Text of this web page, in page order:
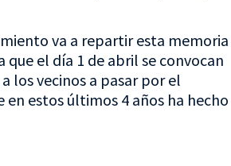
va a repartir esta memoria
el día 1 de abril se convocan
los vecinos a pasar por el
estos últimos 4 años ha hecho